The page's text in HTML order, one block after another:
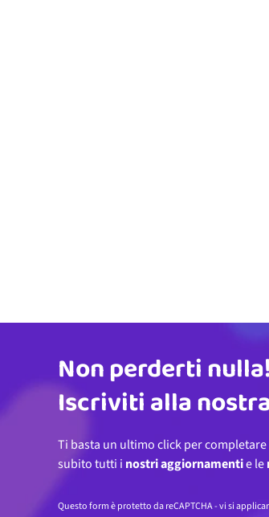
Indirizzo email
Non perderti
Iscriviti alla
Ti basta un ultimo click per
subito tutti i nostri aggiornamentie le
Questo form è protetto da reCAPTCHA - vi si